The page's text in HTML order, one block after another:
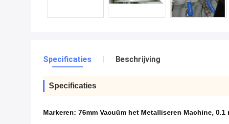
Specificaties Beschrijving
Specificaties
Markeren: 76mm Vacuüm het Metalliseren Machine, 0.1